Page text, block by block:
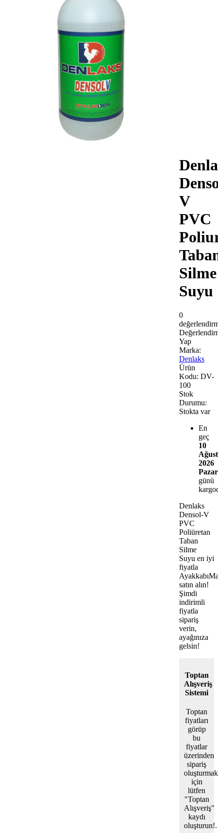
V
PVC
Silme
Suyu
0
Yap
Marka:
Denlaks
Ürün
Kodu: DV-
100
Stok
Durumu:
Stokta var
En
geç
10
2026
günü
Denlaks
Densol-V
PVC
Poliüretan
Taban
Silme
Suyu en iyi
fiyatla
satın alın!
Şimdi
indirimli
fiyatla
sipariş
verin,
ayağınıza
gelsin!
Toptan
Alışveriş
Sistemi
Toptan
fiyatları
görüp
bu
fiyatlar
üzerinden
sipariş
oluşturmak
için
lütfen
"Toptan
Alışveriş"
kaydı
oluşturun!.